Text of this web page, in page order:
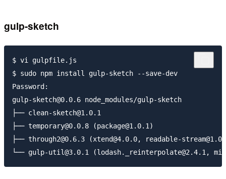
gulp-sketch
$ vi gulpfile.js
$ sudo npm install gulp-sketch --save-dev
Password:
gulp-sketch@0.0.6 node_modules/gulp-sketch
├── clean-sketch@1.0.1
├── temporary@0.0.8 (package@1.0.1)
├── through2@0.6.3 (xtend@4.0.0, readable-